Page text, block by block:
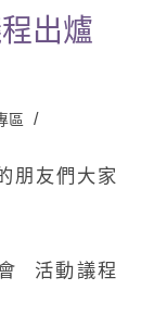
出爐
區 /
朋友們大家
活動議程